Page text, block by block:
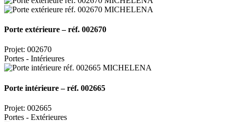
Porte extérieure – réf. 002670
Projet: 002670
Portes - Intérieures
Porte intérieure – réf. 002665
Projet: 002665
Portes - Extérieures